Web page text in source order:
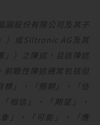
圓股份有限公司及其子
）或Siltronic AG 及其
」）之陳述，且該陳述
前瞻性陳述通常包括但
標」、「預期」、「估
相信」、「期望」、
」、「可能」、「應